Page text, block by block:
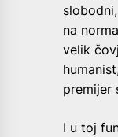
na
velik
premijer
I u toj